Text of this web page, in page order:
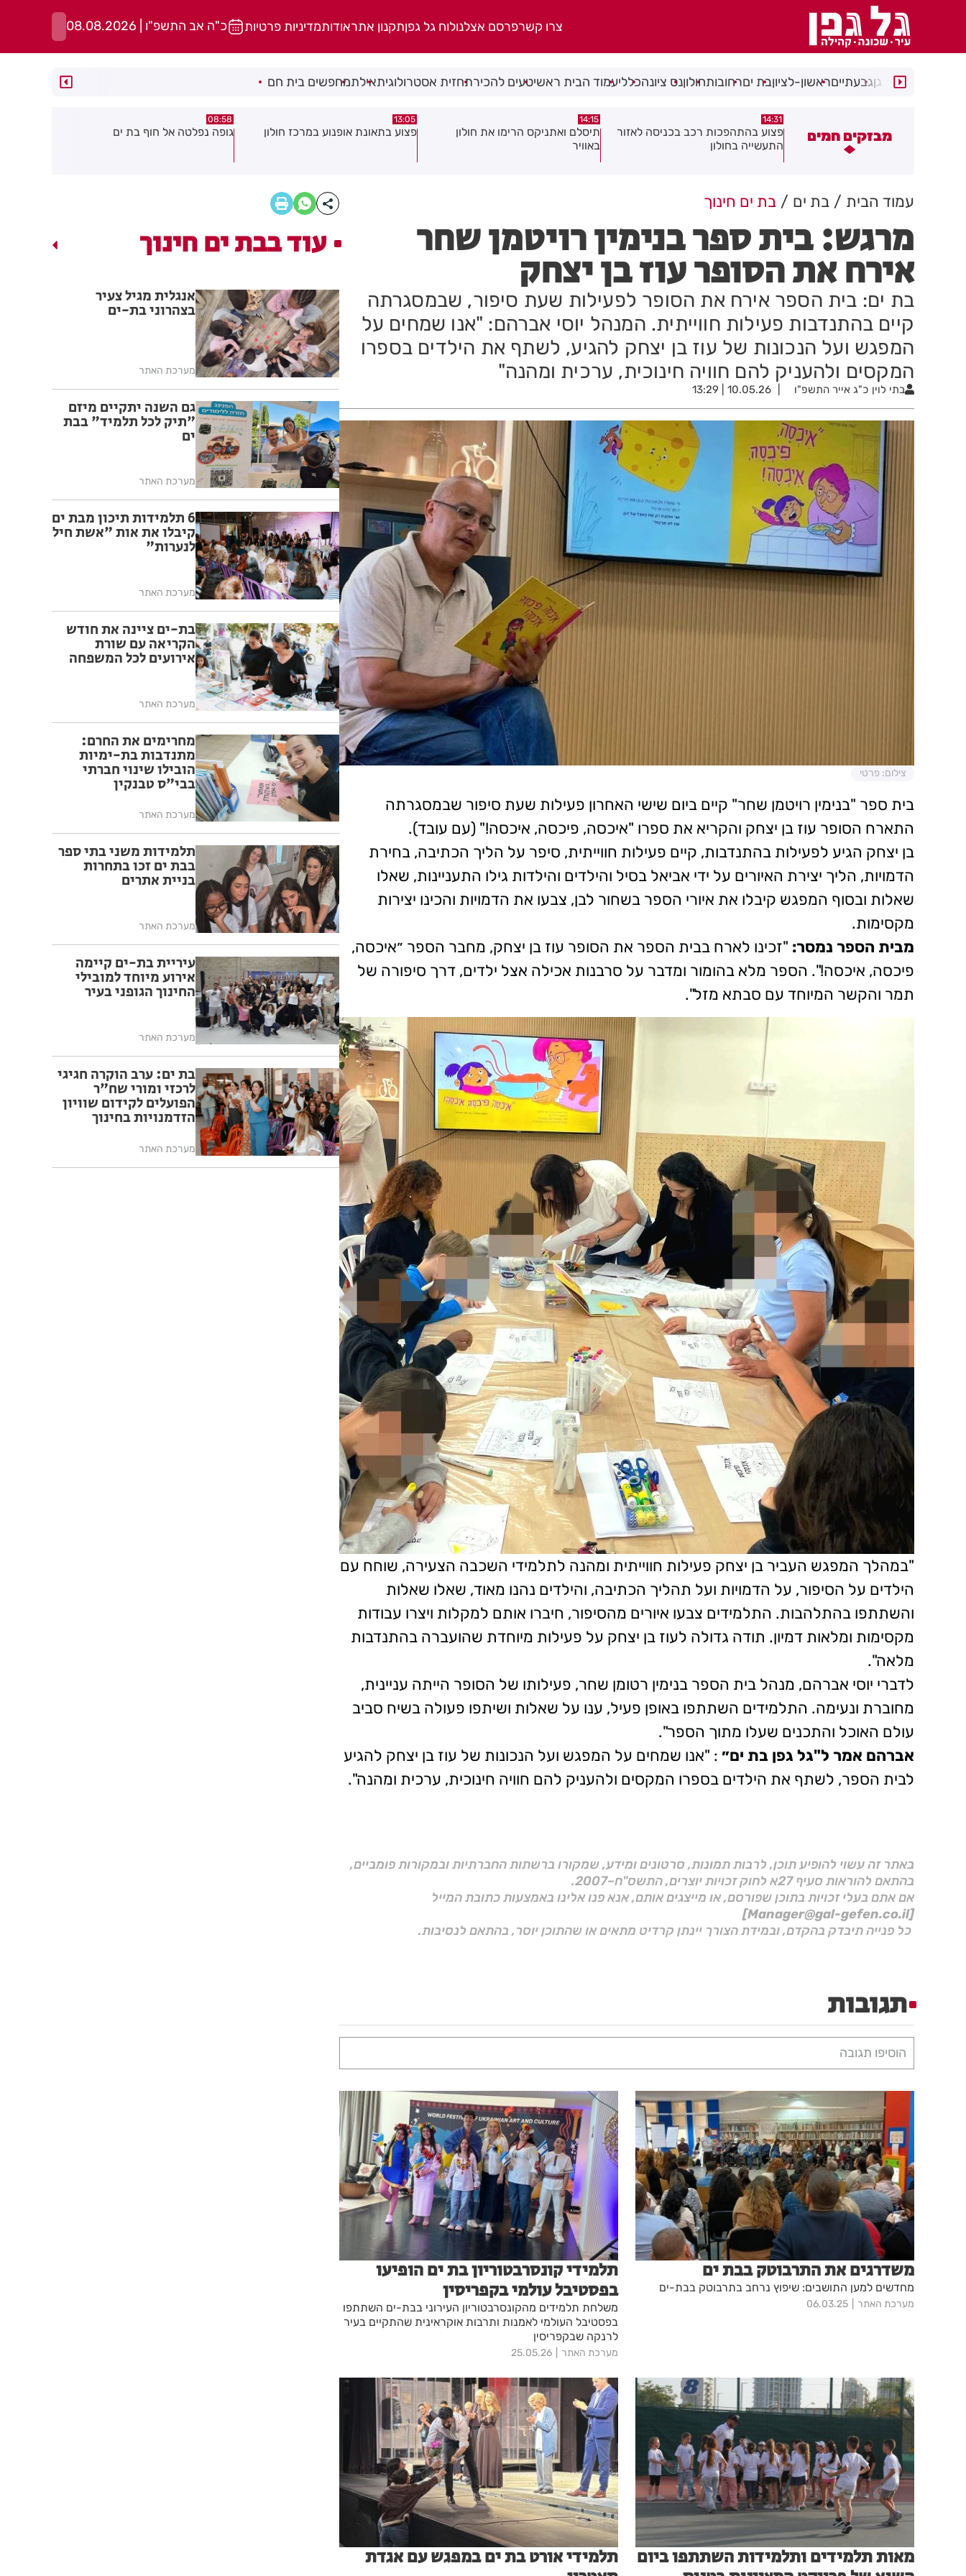
צרו קשרפרסם אצלנולוח גל גפןתקנון אתראודותמדיניות פרטיות כ"ה אב התשפ"ו | 08.08.2026
רמת גןגבעתייםראשון-לציוןבת יםרחובותחולוןנס ציונהכלליעמוד הבית ראשיטעים להכירתחזית אסטרולוגיתאילתמחפשים בית חם
מבזקים חמים
פצוע בהתהפכות רכב בכניסה לאזור
14:15
תיסלם ואתניקס הרימו את חולון
באוויר
13:05
פצוע בתאונת אופנוע במרכז חולון
08:58
גופה נפלטה אל חוף בת ים
08:29
חשד להצתה בשלושה מוקדים ברמת
עמוד הבית בת ים בת ים חינוך
מרגש: בית ספר בנימין רויטמן שחר
אירח את הסופר עוז בן יצחק
בת ים: בית הספר אירח את הסופר לפעילות שעת סיפור, שבמסגרתה
קיים בהתנדבות פעילות חווייתית. המנהל יוסי אברהם: "אנו שמחים על
המפגש ועל הנכונות של עוז בן יצחק להגיע, לשתף את הילדים בספרו
המקסים ולהעניק להם חוויה חינוכית, ערכית ומהנה"
בתי לוין כ"ג אייר התשפ"ו 10.05.26 | 13:29
צילום: פרטי
בית ספר "בנימין רויטמן שחר" קיים ביום שישי האחרון פעילות שעת סיפור שבמסגרתה
התארח הסופר עוז בן יצחק והקריא את ספרו "איכסה, פיכסה, איכסה!" (עם עובד).
בן יצחק הגיע לפעילות בהתנדבות, קיים פעילות חווייתית, סיפר על הליך הכתיבה, בחירת
הדמויות, הליך יצירת האיורים על ידי אביאל בסיל והילדים והילדות גילו התעניינות, שאלו
שאלות ובסוף המפגש קיבלו את איורי הספר בשחור לבן, צבעו את הדמויות והכינו יצירות
מקסימות.
מבית הספר נמסר: "זכינו לארח בבית הספר את הסופר עוז בן יצחק, מחבר הספר ״איכסה,
פיכסה, איכסה!". הספר מלא בהומור ומדבר על סרבנות אכילה אצל ילדים, דרך סיפורה של
תמר והקשר המיוחד עם סבתא מזל".
"במהלך המפגש העביר בן יצחק פעילות חווייתית ומהנה לתלמידי השכבה הצעירה, שוחח עם
הילדים על הסיפור, על הדמויות ועל תהליך הכתיבה, והילדים נהנו מאוד, שאלו שאלות
והשתתפו בהתלהבות. התלמידים צבעו איורים מהסיפור, חיברו אותם למקלות ויצרו עבודות
מקסימות ומלאות דמיון. תודה גדולה לעוז בן יצחק על פעילות מיוחדת שהועברה בהתנדבות
מלאה".
לדברי יוסי אברהם, מנהל בית הספר בנימין רטומן שחר, פעילותו של הסופר הייתה עניינית,
מחוברת ונעימה. התלמידים השתתפו באופן פעיל, ענו על שאלות ושיתפו פעולה בשיח סביב
עולם האוכל והתכנים שעלו מתוך הספר".
אברהם אמר ל"גל גפן בת ים״ : "אנו שמחים על המפגש ועל הנכונות של עוז בן יצחק להגיע
לבית הספר, לשתף את הילדים בספרו המקסים ולהעניק להם חוויה חינוכית, ערכית ומהנה".
באתר זה עשוי להופיע תוכן, לרבות תמונות, סרטונים ומידע, שמקורו ברשתות החברתיות ובמקורות פומביים,
בהתאם להוראות סעיף 27א לחוק זכויות יוצרים, התשס"ח–2007.
אם אתם בעלי זכויות בתוכן שפורסם, או מייצגים אותם, אנא פנו אלינו באמצעות כתובת המייל
[Manager@gal-gefen.co.il]
כל פנייה תיבדק בהקדם, ובמידת הצורך יינתן קרדיט מתאים או שהתוכן יוסר, בהתאם לנסיבות.
תגובות
הוסיפו תגובה
משדרגים את התרבוטק בבת ים
מחדשים למען התושבים: שיפוץ נרחב בתרבוטק בבת-ים
מערכת האתר 06.03.25
תלמידי קונסרבטוריון בת ים הופיעו
בפסטיבל עולמי בקפריסין
משלחת תלמידים מהקונסרבטוריון העירוני בבת-ים השתתפו
בפסטיבל העולמי לאמנות ותרבות אוקראינית שהתקיים בעיר
לרנקה שבקפריסין
מערכת האתר 25.05.26
מאות תלמידים ותלמידות השתתפו ביום
תלמידי אורט בת ים במפגש עם אגדת
עוד בבת ים חינוך
אנגלית מגיל צעיר
בצהרוני בת-ים
מערכת האתר
גם השנה יתקיים מיזם
"תיק לכל תלמיד" בבת
ים
מערכת האתר
6 תלמידות תיכון מבת ים
קיבלו את אות "אשת חיל
לנערות"
מערכת האתר
בת-ים ציינה את חודש
הקריאה עם שורת
אירועים לכל המשפחה
מערכת האתר
מחרימים את החרם:
מתנדבות בת-ימיות
הובילו שינוי חברתי
בבי"ס טבנקין
מערכת האתר
תלמידות משני בתי ספר
בבת ים זכו בתחרות
בניית אתרים
מערכת האתר
עיריית בת-ים קיימה
אירוע מיוחד למובילי
החינוך הגופני בעיר
מערכת האתר
בת ים: ערב הוקרה חגיגי
לרכזי ומורי שח"ר
הפועלים לקידום שוויון
הזדמנויות בחינוך
מערכת האתר